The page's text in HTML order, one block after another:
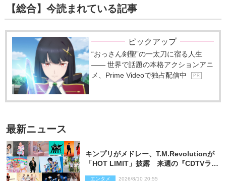
【総合】今読まれている記事
ピックアップ
“おっさん剣聖”の一太刀に宿る人生
―― 世界で話題の本格アクションアニ
メ、Prime Videoで独占配信中
P R
最新ニュース
キンプリがメドレー、T.M.Revolutionが
「HOT LIMIT」披露 来週の『CDTVライ
エンタメ 2026/8/10 20:55